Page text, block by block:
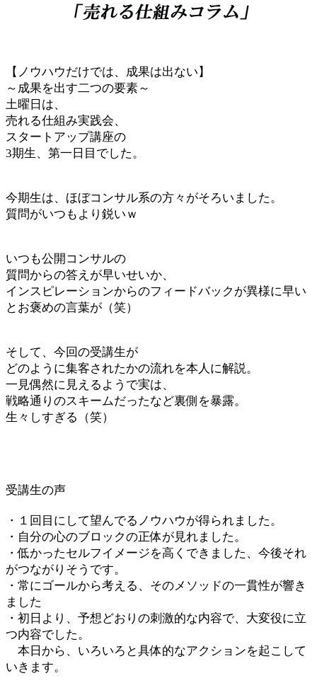
【ノウハウだけでは、成果は出ない】
～成果を出す二つの要素～
土曜日は、
売れる仕組み実践会、
スタートアップ講座の
3期生、第一日目でした。
今期生は、ほぼコンサル系の方々がそろいました。
質問がいつもより鋭いｗ
いつも公開コンサルの
質問からの答えが早いせいか、
インスピレーションからのフィードバックが異様に早い
とお褒めの言葉が（笑）
そして、今回の受講生が
どのように集客されたかの流れを本人に解説。
一見偶然に見えるようで実は、
戦略通りのスキームだったなど裏側を暴露。
生々しすぎる（笑）
受講生の声
・１回目にして望んでるノウハウが得られました。
・自分の心のブロックの正体が見れました。
・低かったセルフイメージを高くできました、今後それ
がつながりそうです。
・常にゴールから考える、そのメソッドの一貫性が響き
ました
・初日より、予想どおりの刺激的な内容で、大変役に立
つ内容でした。
本日から、いろいろと具体的なアクションを起こして
いきます。